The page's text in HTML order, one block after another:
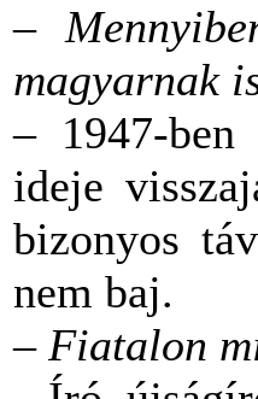
–
magyarnak
– 1947-ben
ideje
bizonyos
nem baj.
– Fiatalon